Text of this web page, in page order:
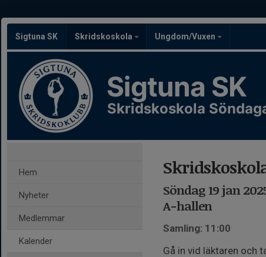
Sigtuna SK Skridskoskola Ungdom/Vuxen
Sigtuna SK
Skridskoskola
Hem
Nyheter
Medlemmar
Kalender
Söndag 19 jan
A-hallen
Samling: 11:00
Gå in vid läktaren och